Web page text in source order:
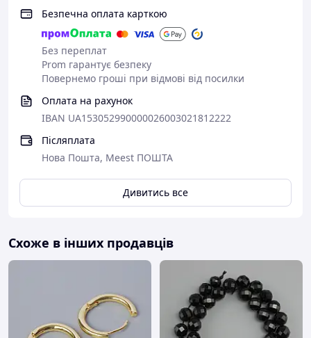
Безпечна оплата карткою
Без переплат
Prom гарантує безпеку
Повернемо гроші при відмові від посилки
Оплата на рахунок
IBAN UA153052990000026003021812222
Післяплата
Нова Пошта, Meest ПОШТА
Дивитись все
Схоже в інших продавців